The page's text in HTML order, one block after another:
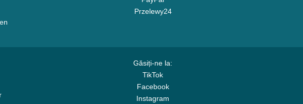
Przelewy24
Găsiți-ne la:
TikTok
Facebook
Instagram